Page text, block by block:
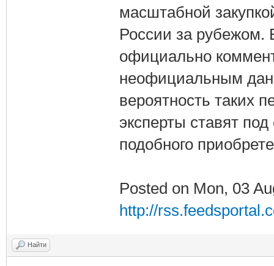
масштабной
России за рубежом.
официально
неофициальным
вероятность таких
эксперты ставят
подобного
Posted on Mon, 03
http://
Найти